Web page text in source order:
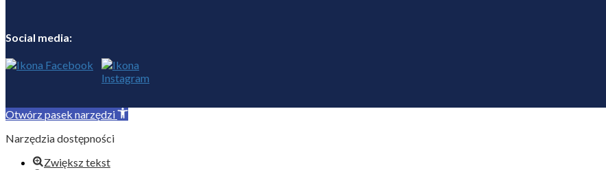
Social media:
Otwórz pasek narzędzi
Narzędzia dostępności
Zwiększ tekst